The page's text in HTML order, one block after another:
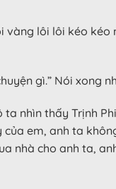
lôi lôi kéo
gì.” Nói xong
nhìn thấy Trịnh
em, anh ta
nhà cho anh ta,